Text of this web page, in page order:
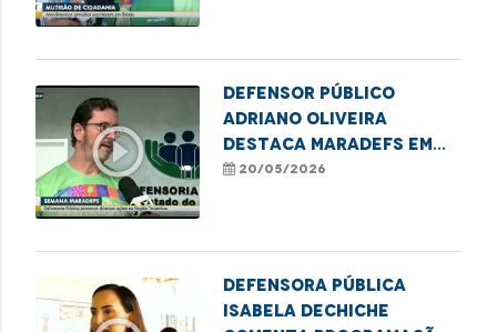
play_circle_outline
Defensor Público
Adriano Oliveira
destaca MaraDefs em
Imperatriz
20/05/2026
Defensora Pública
Isabela Dechiche